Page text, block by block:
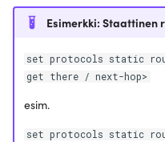
Esimerkki: Staattinen
set protocols static
get there / next-hop>
esim.
set protocols static